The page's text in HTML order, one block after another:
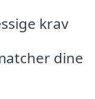
krav
dine